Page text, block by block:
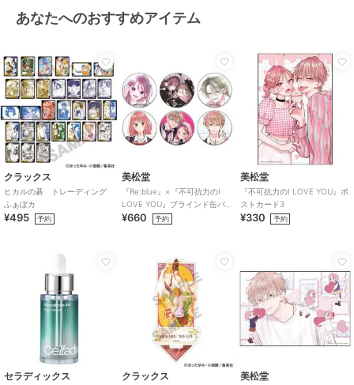
あなたへのおすすめアイテム
クラックス
ヒカルの碁 トレーディング
ふぁぼカ
¥495 予約
美松堂
『Re:blue』×『不可抗力のI
LOVE YOU』ブラインド缶バ
ッジ（全6種）
¥660 予約
美松堂
『不可抗力のI LOVE YOU』ポ
ストカード3
¥330 予約
セラディックス クラックス 美松堂